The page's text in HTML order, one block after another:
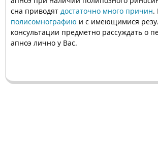
сна приводят достаточно много причин.
полисомнографию и с имеющимися
консультации предметно рассуждать о
апноэ лично у Вас.